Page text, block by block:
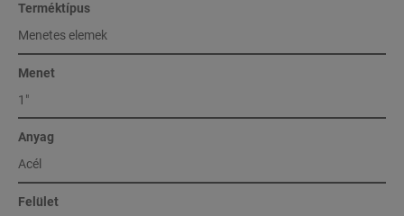
Terméktípus
Menetes elemek
Menet
1″
Anyag
Acél
Felület